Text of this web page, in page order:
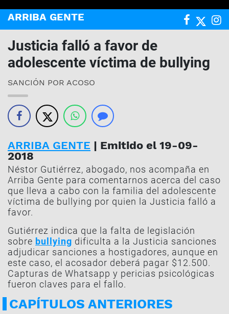
ARRIBA GENTE
Justicia falló a favor de
adolescente víctima de bullying
SANCIÓN POR ACOSO
ARRIBA GENTE | Emitido el 19-09-
2018
Néstor Gutiérrez, abogado, nos acompaña en
Arriba Gente para comentarnos acerca del caso
que lleva a cabo con la familia del adolescente
víctima de bullying por quien la Justicia falló a
favor.
Gutiérrez indica que la falta de legislación
sobre bullying dificulta a la Justicia sanciones
adjudicar sanciones a hostigadores, aunque en
este caso, el acosador deberá pagar $12.500.
Capturas de Whatsapp y pericias psicológicas
fueron claves para el fallo.
CAPÍTULOS ANTERIORES